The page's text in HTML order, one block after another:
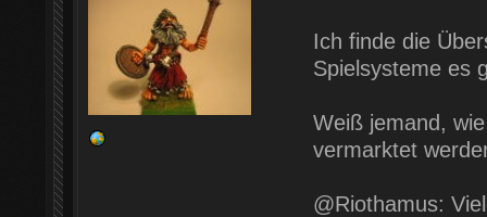
Ich finde die
Spielsysteme es
Weiß jemand,
vermarktet
@Riothamus: